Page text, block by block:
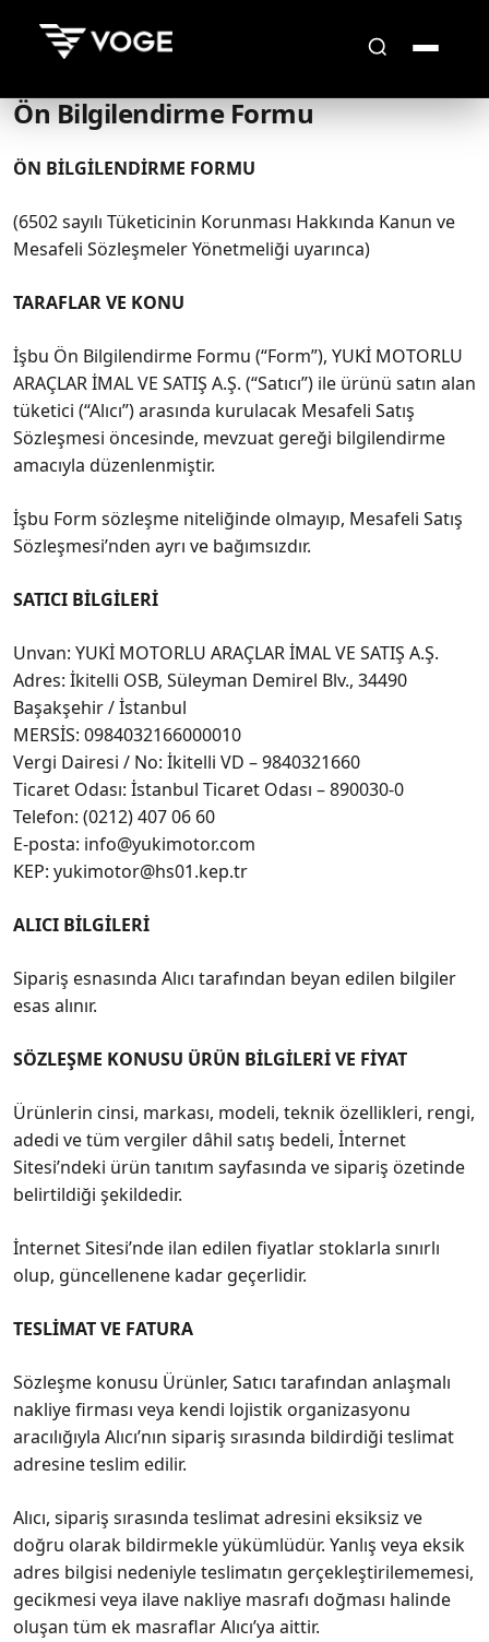
Ön Bilgilendirme Formu
ÖN BİLGİLENDİRME FORMU
(6502 sayılı Tüketicinin Korunması Hakkında Kanun ve
Mesafeli Sözleşmeler Yönetmeliği uyarınca)
TARAFLAR VE KONU
İşbu Ön Bilgilendirme Formu (“Form”), YUKİ MOTORLU
ARAÇLAR İMAL VE SATIŞ A.Ş. (“Satıcı”) ile ürünü satın alan
tüketici (“Alıcı”) arasında kurulacak Mesafeli Satış
Sözleşmesi öncesinde, mevzuat gereği bilgilendirme
amacıyla düzenlenmiştir.
İşbu Form sözleşme niteliğinde olmayıp, Mesafeli Satış
Sözleşmesi’nden ayrı ve bağımsızdır.
SATICI BİLGİLERİ
Unvan: YUKİ MOTORLU ARAÇLAR İMAL VE SATIŞ A.Ş.
Adres: İkitelli OSB, Süleyman Demirel Blv., 34490
Başakşehir / İstanbul
MERSİS: 0984032166000010
Vergi Dairesi / No: İkitelli VD – 9840321660
Ticaret Odası: İstanbul Ticaret Odası – 890030-0
Telefon: (0212) 407 06 60
E-posta: info@yukimotor.com
KEP: yukimotor@hs01.kep.tr
ALICI BİLGİLERİ
Sipariş esnasında Alıcı tarafından beyan edilen bilgiler
esas alınır.
SÖZLEŞME KONUSU ÜRÜN BİLGİLERİ VE FİYAT
Ürünlerin cinsi, markası, modeli, teknik özellikleri, rengi,
adedi ve tüm vergiler dâhil satış bedeli, İnternet
Sitesi’ndeki ürün tanıtım sayfasında ve sipariş özetinde
belirtildiği şekildedir.
İnternet Sitesi’nde ilan edilen fiyatlar stoklarla sınırlı
olup, güncellenene kadar geçerlidir.
TESLİMAT VE FATURA
Sözleşme konusu Ürünler, Satıcı tarafından anlaşmalı
nakliye firması veya kendi lojistik organizasyonu
aracılığıyla Alıcı’nın sipariş sırasında bildirdiği teslimat
adresine teslim edilir.
Alıcı, sipariş sırasında teslimat adresini eksiksiz ve
doğru olarak bildirmekle yükümlüdür. Yanlış veya eksik
adres bilgisi nedeniyle teslimatın gerçekleştirilememesi,
gecikmesi veya ilave nakliye masrafı doğması halinde
oluşan tüm ek masraflar Alıcı’ya aittir.